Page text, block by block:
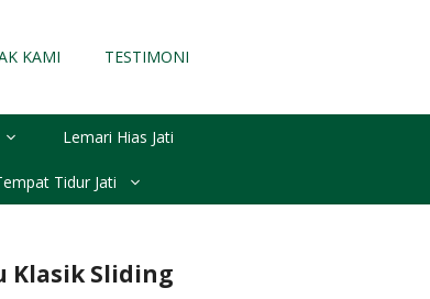
KAMI TESTIMONI
Lemari Hias Jati
Tidur Jati
Klasik Sliding